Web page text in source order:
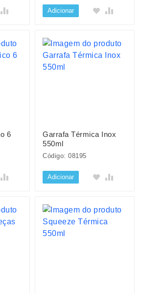
Adicionar
6
Garrafa Térmica Inox
550ml
Código: 08195
Adicionar